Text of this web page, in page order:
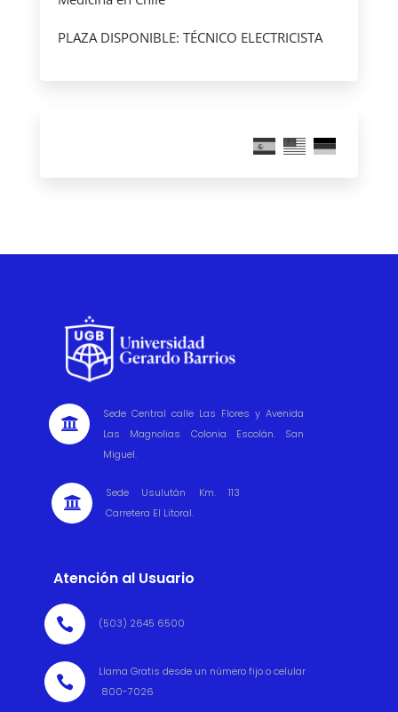
PLAZA DISPONIBLE: TÉCNICO ELECTRICISTA

Sede Central calle Las Flores y Avenida
Las Magnolias Colonia Escolán. San
Miguel.

Sede Usulután Km. 113
Carretera El Litoral.
Atención al Usuario
 (503) 2645 6500

Llama Gratis desde un número fijo o celular
800-7026